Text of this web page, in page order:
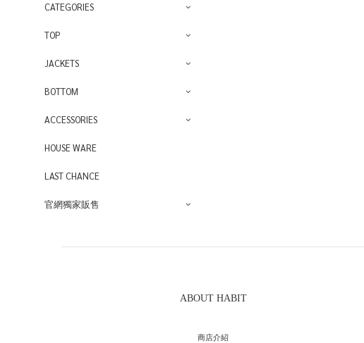
CATEGORIES
TOP
JACKETS
BOTTOM
ACCESSORIES
HOUSE WARE
LAST CHANCE
官網獨家販售
ABOUT HABIT
商店介紹